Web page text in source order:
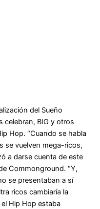
del Sueño
celebran, BIG y otros
Hop. “Cuando se habla
se vuelven mega-ricos,
a darse cuenta de este
Commonground. “Y,
se presentaban a sí
ricos cambiaría la
Hip Hop estaba